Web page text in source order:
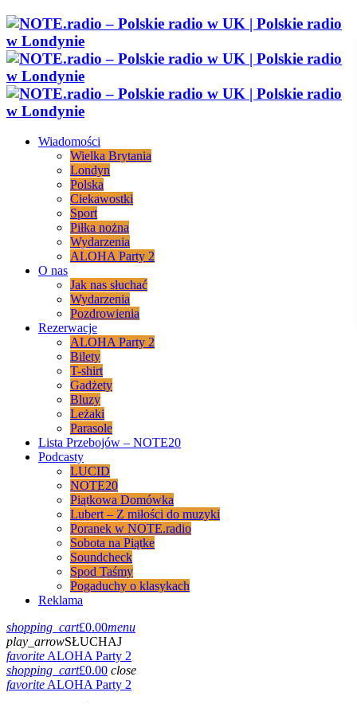
Wiadomości
Wielka Brytania
Londyn
Polska
Ciekawostki
Sport
Piłka nożna
Wydarzenia
ALOHA Party 2
O nas
Jak nas słuchać
Wydarzenia
Pozdrowienia
Rezerwacje
ALOHA Party 2
Bilety
T-shirt
Gadżety
Bluzy
Leżaki
Parasole
Lista Przebojów – NOTE20
Podcasty
LUCID
NOTE20
Piątkowa Domówka
Lubert – Z miłości do muzyki
Poranek w NOTE.radio
Sobota na Piątke
Soundcheck
Spod Taśmy
Pogaduchy o klasykach
Reklama
shopping_cart£0.00menu
play_arrowSŁUCHAJ
favoriteALOHA Party 2
shopping_cart£0.00 close
favoriteALOHA Party 2